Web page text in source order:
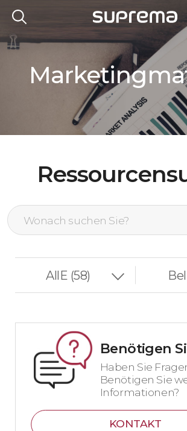
Benötigen
Haben Sie
Benötigen Sie
Informationen?
KONTAKT